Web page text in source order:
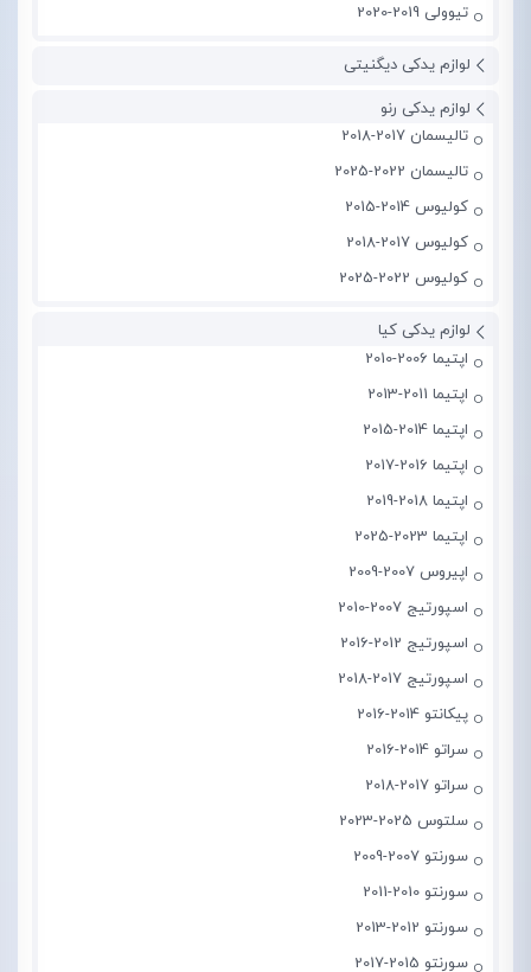
تیوولی 2019-2020
لوازم یدکی دیگنیتی
لوازم یدکی رنو
تالیسمان 2017-2018
تالیسمان 2022-2025
کولیوس 2014-2015
کولیوس 2017-2018
کولیوس 2022-2025
لوازم یدکی کیا
اپتیما 2006-2010
اپتیما 2011-2013
اپتیما 2014-2015
اپتیما 2016-2017
اپتیما 2018-2019
اپتیما 2023-2025
اپیروس 2007-2009
اسپورتیج 2007-2010
اسپورتیج 2012-2016
اسپورتیج 2017-2018
پیکانتو 2014-2016
سراتو 2014-2016
سراتو 2017-2018
سلتوس 2025-2023
سورنتو 2007-2009
سورنتو 2010-2011
سورنتو 2012-2013
سورنتو 2015-2017